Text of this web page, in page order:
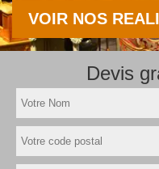
VOIR NOS
Devis